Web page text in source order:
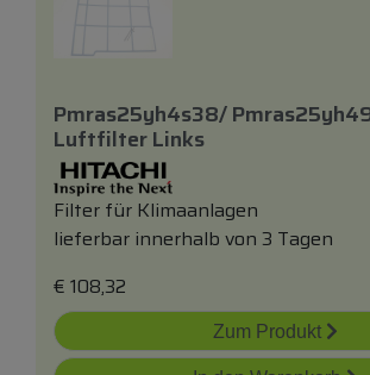
Pmras25yh4s38/
Luftfilter Links
Filter für Klimaanlagen
lieferbar innerhalb von 3 Tagen
€ 108,32
Zum Produkt